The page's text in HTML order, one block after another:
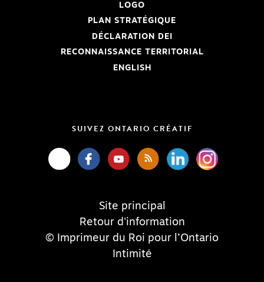
LOGO
PLAN STRATÉGIQUE
DÉCLARATION DEI
RECONNAISSANCE TERRITORIAL
ENGLISH
SUIVEZ ONTARIO CRÉATIF
Site principal
Retour d'information
© Imprimeur du Roi pour l’Ontario
Intimité